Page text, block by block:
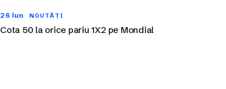
26 iun NOUTĂȚI
Cota 50 la orice pariu 1X2 pe Mondial